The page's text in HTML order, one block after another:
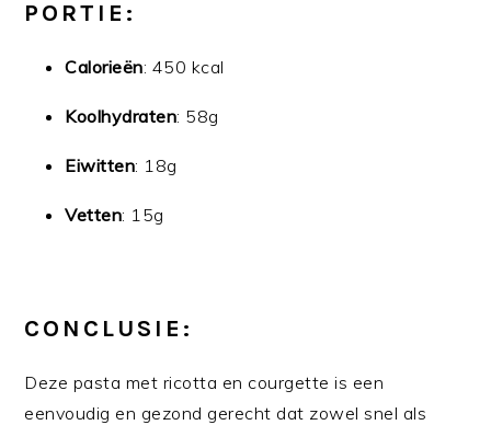
PORTIE:
Calorieën: 450 kcal
Koolhydraten: 58g
Eiwitten: 18g
Vetten: 15g
CONCLUSIE:
Deze pasta met ricotta en courgette is een
eenvoudig en gezond gerecht dat zowel snel als